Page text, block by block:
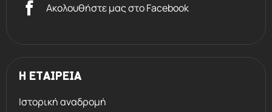
Ακολουθήστε μας στο Facebook
Η ΕΤΑΙΡΕΙΑ
Ιστορική αναδρομή